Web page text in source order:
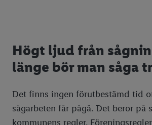
Högt ljud från
länge bör man såga
Det finns ingen förutbestämd tid
sågarbeten får pågå. Det beror på
kommunens regler.